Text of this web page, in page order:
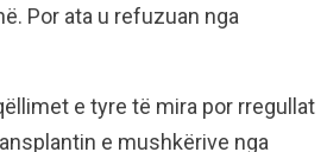
Por ata u refuzuan nga
e tyre të mira por rregullat
e mushkërive nga